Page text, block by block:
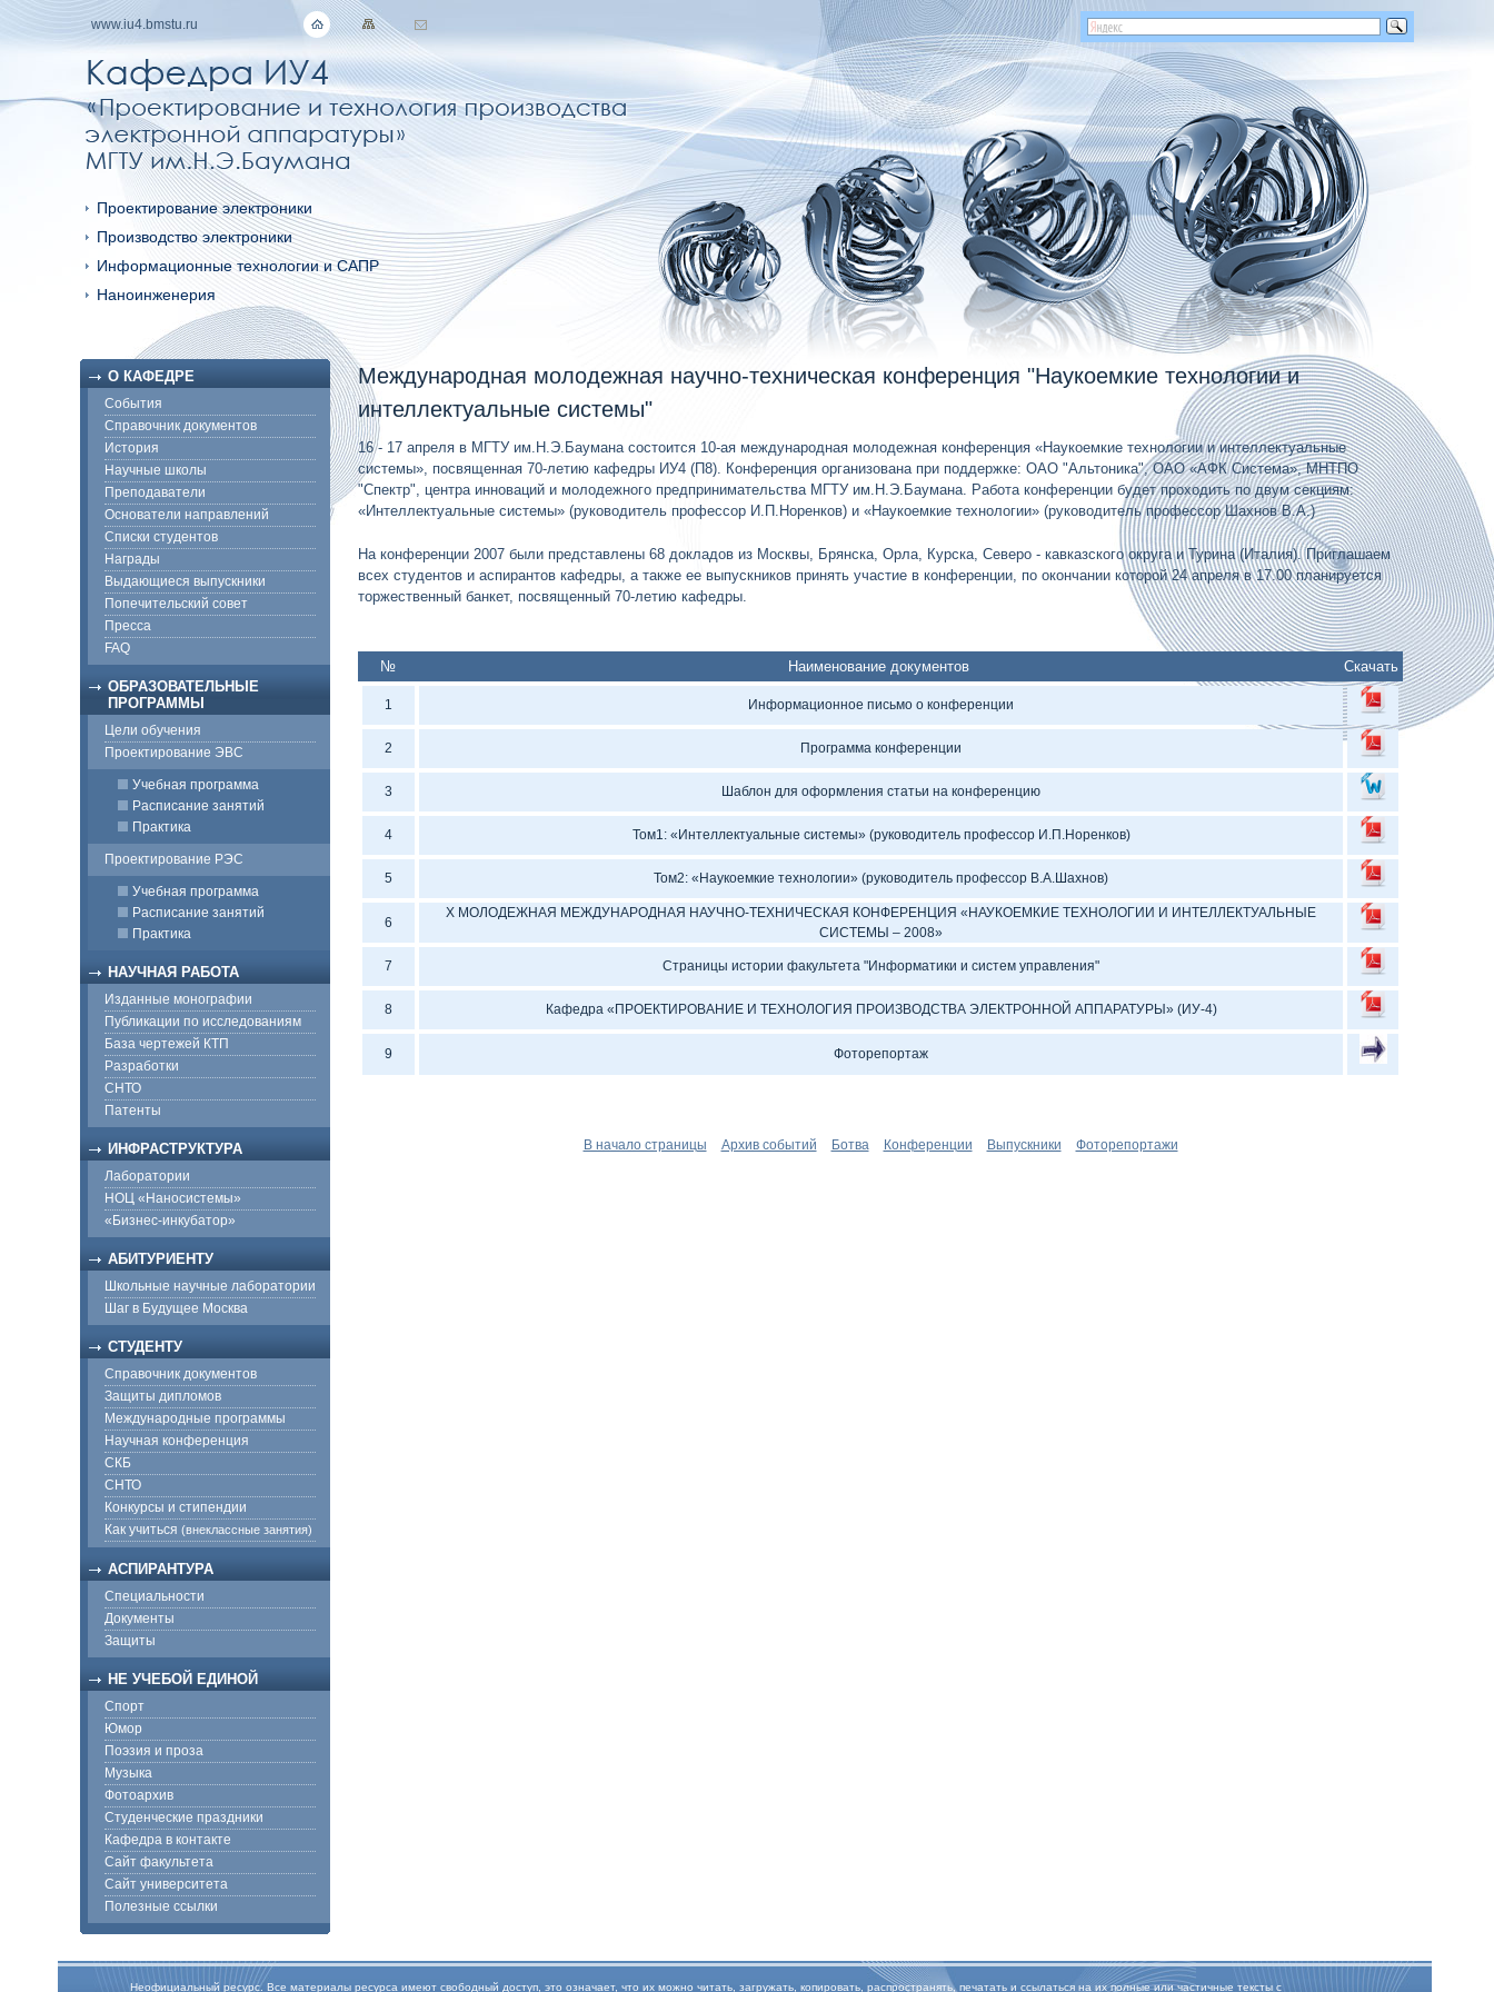
www.iu4.bmstu.ru
Проектирование электроники
Производство электроники
Информационные технологии и САПР
Наноинженерия
О КАФЕДРЕ
События
Справочник документов
История
Научные школы
Преподаватели
Основатели направлений
Списки студентов
Награды
Выдающиеся выпускники
Попечительский совет
Пресса
FAQ
ОБРАЗОВАТЕЛЬНЫЕ
ПРОГРАММЫ
Цели обучения
Проектирование ЭВС
Учебная программа
Расписание занятий
Практика
Проектирование РЭС
Учебная программа
Расписание занятий
Практика
НАУЧНАЯ РАБОТА
Изданные монографии
Публикации по исследованиям
База чертежей КТП
Разработки
СНТО
Патенты
ИНФРАСТРУКТУРА
Лаборатории
НОЦ «Наносистемы»
«Бизнес-инкубатор»
АБИТУРИЕНТУ
Школьные научные лаборатории
Шаг в Будущее Москва
СТУДЕНТУ
Справочник документов
Защиты дипломов
Международные программы
Научная конференция
СКБ
СНТО
Конкурсы и стипендии
Как учиться (внеклассные занятия)
АСПИРАНТУРА
Специальности
Документы
Защиты
НЕ УЧЕБОЙ ЕДИНОЙ
Спорт
Юмор
Поэзия и проза
Музыка
Фотоархив
Студенческие праздники
Кафедра в контакте
Сайт факультета
Сайт университета
Полезные ссылки
Международная молодежная научно-техническая конференция "Наукоемкие технологии и
интеллектуальные системы"
16 - 17 апреля в МГТУ им.Н.Э.Баумана состоится 10-ая международная молодежная конференция «Наукоемкие технологии и интеллектуальные
системы», посвященная 70-летию кафедры ИУ4 (П8). Конференция организована при поддержке: ОАО "Альтоника", ОАО «АФК Система», МНТПО
"Спектр", центра инноваций и молодежного предпринимательства МГТУ им.Н.Э.Баумана. Работа конференции будет проходить по двум секциям:
«Интеллектуальные системы» (руководитель профессор И.П.Норенков) и «Наукоемкие технологии» (руководитель профессор Шахнов В.А.)
На конференции 2007 были представлены 68 докладов из Москвы, Брянска, Орла, Курска, Северо - кавказского округа и Турина (Италия). Приглашаем
всех студентов и аспирантов кафедры, а также ее выпускников принять участие в конференции, по окончании которой 24 апреля в 17.00 планируется
торжественный банкет, посвященный 70-летию кафедры.
№ Наименование документов Скачать
1 Информационное письмо о конференции
2 Программа конференции
3 Шаблон для оформления статьи на конференцию
4 Том1: «Интеллектуальные системы» (руководитель профессор И.П.Норенков)
5 Том2: «Наукоемкие технологии» (руководитель профессор В.А.Шахнов)
6
X МОЛОДЕЖНАЯ МЕЖДУНАРОДНАЯ НАУЧНО-ТЕХНИЧЕСКАЯ КОНФЕРЕНЦИЯ «НАУКОЕМКИЕ ТЕХНОЛОГИИ И ИНТЕЛЛЕКТУАЛЬНЫЕ
СИСТЕМЫ – 2008»
7 Страницы истории факультета "Информатики и систем управления"
8 Кафедра «ПРОЕКТИРОВАНИЕ И ТЕХНОЛОГИЯ ПРОИЗВОДСТВА ЭЛЕКТРОННОЙ АППАРАТУРЫ» (ИУ-4)
9 Фоторепортаж
В начало страницы Архив событий Ботва Конференции Выпускники Фоторепортажи
Неофициальный ресурс. Все материалы ресурса имеют свободный доступ, это означает, что их можно читать, загружать, копировать, распространять, печатать и ссылаться на их полные или частичные тексты с